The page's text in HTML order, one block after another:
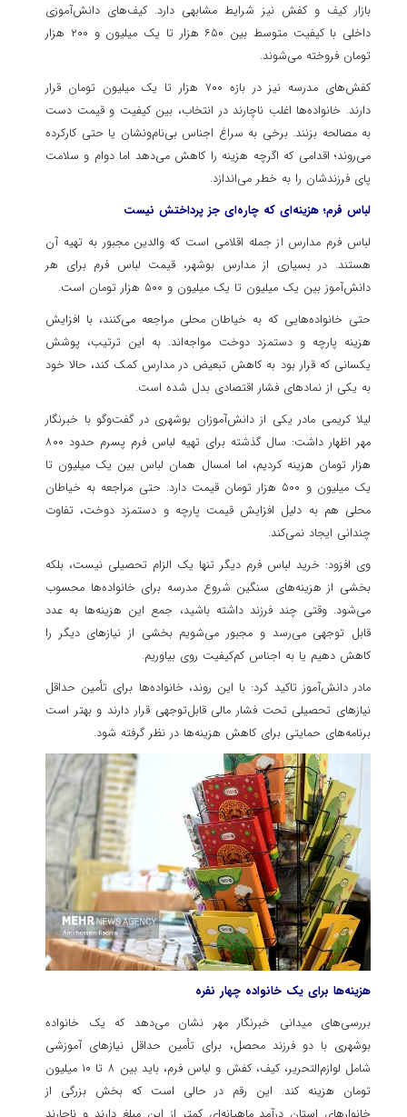
بازار کیف و کفش نیز شرایط مشابهی دارد. کیف‌های دانش‌آموزی
داخلی با کیفیت متوسط بین ۶۵۰ هزار تا یک میلیون و ۲۰۰ هزار
تومان فروخته می‌شوند.
کفش‌های مدرسه نیز در بازه ۷۰۰ هزار تا یک میلیون تومان قرار
دارند. خانواده‌ها اغلب ناچارند در انتخاب، بین کیفیت و قیمت دست
به مصالحه بزنند. برخی به سراغ اجناس بی‌نام‌ونشان یا حتی کارکرده
می‌روند؛ اقدامی که اگرچه هزینه را کاهش می‌دهد اما دوام و سلامت
پای فرزندشان را به خطر می‌اندازد.
لباس فرم؛ هزینه‌ای که چاره‌ای جز پرداختش نیست
لباس فرم مدارس از جمله اقلامی است که والدین مجبور به تهیه آن
هستند. در بسیاری از مدارس بوشهر، قیمت لباس فرم برای هر
دانش‌آموز بین یک میلیون تا یک میلیون و ۵۰۰ هزار تومان است.
حتی خانواده‌هایی که به خیاطان محلی مراجعه می‌کنند، با افزایش
هزینه پارچه و دستمزد دوخت مواجه‌اند. به این ترتیب، پوشش
یکسانی که قرار بود به کاهش تبعیض در مدارس کمک کند، حالا خود
به یکی از نمادهای فشار اقتصادی بدل شده است.
لیلا کریمی مادر یکی از دانش‌آموزان بوشهری در گفت‌وگو با خبرنگار
مهر اظهار داشت: سال گذشته برای تهیه لباس فرم پسرم حدود ۸۰۰
هزار تومان هزینه کردیم، اما امسال همان لباس بین یک میلیون تا
یک میلیون و ۵۰۰ هزار تومان قیمت دارد. حتی مراجعه به خیاطان
محلی هم به دلیل افزایش قیمت پارچه و دستمزد دوخت، تفاوت
چندانی ایجاد نمی‌کند.
وی افزود: خرید لباس فرم دیگر تنها یک الزام تحصیلی نیست، بلکه
بخشی از هزینه‌های سنگین شروع مدرسه برای خانواده‌ها محسوب
می‌شود. وقتی چند فرزند داشته باشید، جمع این هزینه‌ها به عدد
قابل توجهی می‌رسد و مجبور می‌شویم بخشی از نیازهای دیگر را
کاهش دهیم یا به اجناس کم‌کیفیت روی بیاوریم.
مادر دانش‌آموز تاکید کرد: با این روند، خانواده‌ها برای تأمین حداقل
نیازهای تحصیلی تحت فشار مالی قابل‌توجهی قرار دارند و بهتر است
برنامه‌های حمایتی برای کاهش هزینه‌ها در نظر گرفته شود.
هزینه‌ها برای یک خانواده چهار نفره
بررسی‌های میدانی خبرنگار مهر نشان می‌دهد که یک خانواده
بوشهری با دو فرزند محصل، برای تأمین حداقل نیازهای آموزشی
شامل لوازم‌التحریر، کیف، کفش و لباس فرم، باید بین ۸ تا ۱۰ میلیون
تومان هزینه کند. این رقم در حالی است که بخش بزرگی از